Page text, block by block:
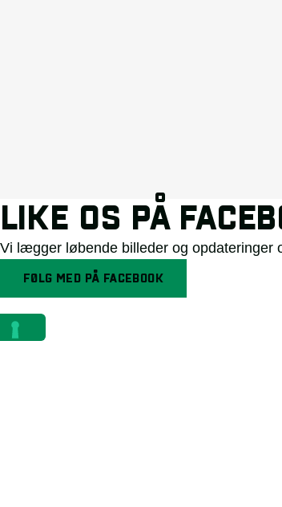
LIKE OS PÅ
Vi lægger løbende billeder og opdateringer
FØLG MED PÅ FACEBOOK